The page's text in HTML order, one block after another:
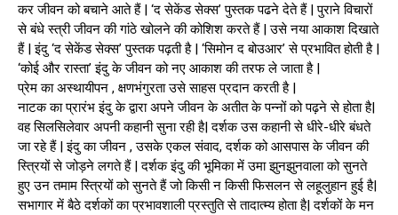
कर जीवन को बचाने आते हैं | ‘द सेकेंड सेक्स’ पुस्तक पढने देते हैं | पुराने विचारों
से बंधे स्त्री जीवन की गांठे खोलने की कोशिश करते हैं | उसे नया आकाश दिखाते
हैं | इंदु ‘द सेकेंड सेक्स’ पुस्तक पढ़ती है | ‘सिमोन द बोउआर’ से प्रभावित होती है |
‘कोई और रास्ता’ इंदु के जीवन को नए आकाश की तरफ ले जाता है |
प्रेम का अस्थायीपन , क्षणभंगुरता उसे साहस प्रदान करती है |
नाटक का प्रारंभ इंदु के द्वारा अपने जीवन के अतीत के पन्नों को पढ़ने से होता है|
वह सिलसिलेवार अपनी कहानी सुना रही है| दर्शक उस कहानी से धीरे-धीरे बंधते
जा रहे हैं | इंदु का जीवन , उसके एकल संवाद, दर्शक को आसपास के जीवन की
स्त्रियों से जोड़ने लगते हैं | दर्शक इंदु की भूमिका में उमा झुनझुनवाला को सुनते
हुए उन तमाम स्त्रियों को सुनते हैं जो किसी न किसी फिसलन से लहूलुहान हुई है|
सभागार में बैठे दर्शकों का प्रभावशाली प्रस्तुति से तादात्म्य होता है| दर्शकों के मन